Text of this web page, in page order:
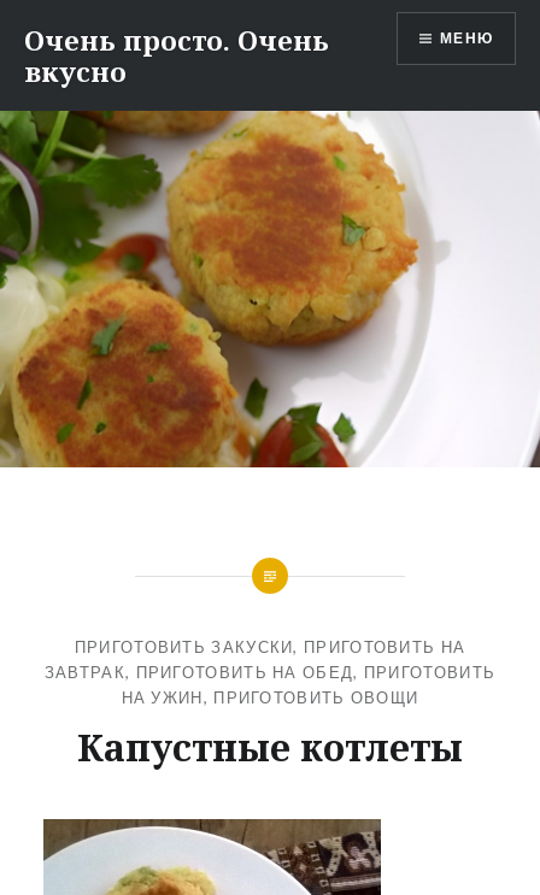
содержимому
Очень просто. Очень
вкусно
МЕНЮ
ПРИГОТОВИТЬ ЗАКУСКИ, ПРИГОТОВИТЬ НА
ЗАВТРАК, ПРИГОТОВИТЬ НА ОБЕД, ПРИГОТОВИТЬ
НА УЖИН, ПРИГОТОВИТЬ ОВОЩИ
Капустные котлеты